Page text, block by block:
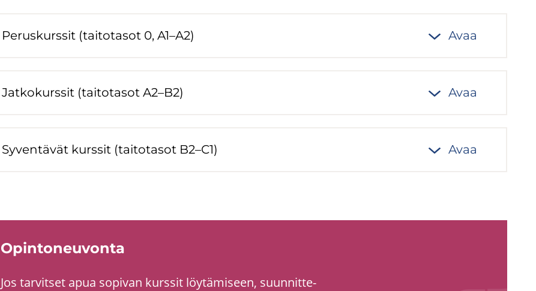
Pe­rus­kurs­sit (tai­to­ta­sot 0, A1–A2) Avaa
Jat­ko­kurs­sit (tai­to­ta­sot A2–B2) Avaa
Sy­ven­tä­vät kurs­sit (tai­to­ta­sot B2–C1) Avaa
Opin­to­neu­von­ta
Jos tar­vit­set apua so­pi­van kurs­sit löy­tä­mi­seen, suun­nit­te­